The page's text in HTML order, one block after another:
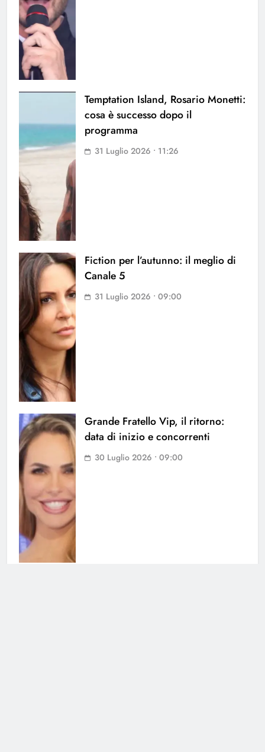
Temptation Island, Rosario Monetti:
cosa è successo dopo il
programma
31 Luglio 2026 • 11:26
Fiction per l’autunno: il meglio di
Canale 5
31 Luglio 2026 • 09:00
Grande Fratello Vip, il ritorno:
data di inizio e concorrenti
30 Luglio 2026 • 09:00